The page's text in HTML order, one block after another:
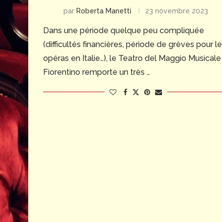
par Roberta Manetti 23 novembre 2023
Dans une période quelque peu compliquée
(difficultés financières, période de grèves pour
opéras en Italie…), le Teatro del Maggio Musicale
Fiorentino remporte un très …